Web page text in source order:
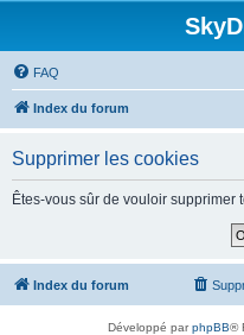
FAQ
Index du forum
Supprimer les cookies
Êtes-vous sûr de vouloir supprimer
Index du forum
Développé parphpBB®